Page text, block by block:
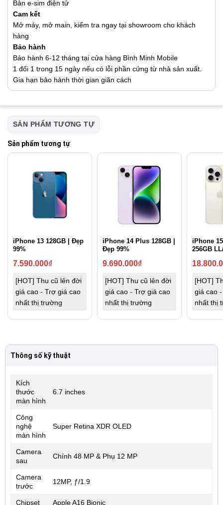
Bản e-sim điện tử
Cam kết
Mở máy, mở main, kiểm tra ngay tại showroom cho khách
hàng
Bảo hành
Bảo hành 6-12 tháng tại cửa hàng Bình Minh Mobile
1 đổi 1 trong 15 ngày nếu có lỗi phần cứng từ nhà sản xuất.
Gia hạn bảo hành thời gian giãn cách
SẢN PHẨM TƯƠNG TỰ
Sản phẩm tương tự
iPhone 13 128GB | Đẹp
99%
7.590.000₫
[HOT] Thu cũ lên đời
giá cao - Trợ giá cao
nhất thị trường
iPhone 14 Plus 128GB |
Đẹp 99%
9.690.000₫
[HOT] Thu cũ lên đời
giá cao - Trợ giá cao
nhất thị trường
iPhone
256GB
[HOT]
giá cao
nhất thị
Thông số kỹ thuật
Kích
thước
màn hình
6.7 inches
Công
nghệ
màn hình
Super Retina XDR OLED
Camera
sau
Chính 48 MP & Phụ 12 MP
Camera
trước
12MP, ƒ/1.9
Chipset Apple A16 Bionic